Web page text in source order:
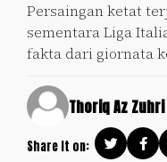
Persaingan ketat
sementara Liga
fakta dari giornata
Thoriq Az Zuhri
Share it on:
Sports
Update
+
Timnas
Indonesia
SKOR
Media
Siber
Tentang